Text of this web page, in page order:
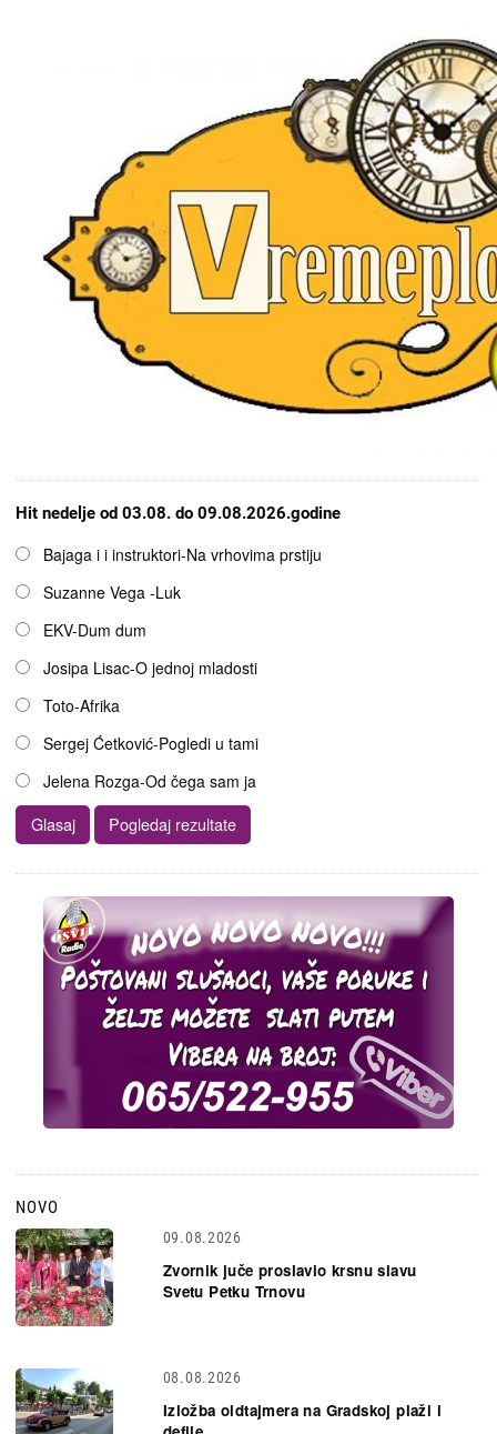
Hit nedelje od 03.08. do 09.08.2026.godine
OpcijeBajaga i i instruktori-Na vrhovima prstiju
Suzanne Vega -Luk
EKV-Dum dum
Josipa Lisac-O jednoj mladosti
Toto-Afrika
Sergej Ćetković-Pogledi u tami
Jelena Rozga-Od čega sam ja
NOVO
09.08.2026
Zvornik juče proslavio krsnu slavu
Svetu Petku Trnovu
08.08.2026
Izložba oldtajmera na Gradskoj plaži i